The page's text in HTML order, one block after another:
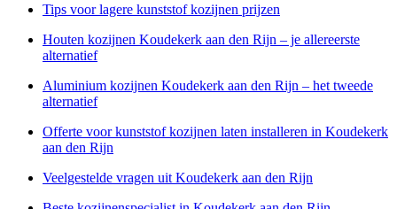
Tips voor lagere kunststof kozijnen prijzen
Houten kozijnen Koudekerk aan den Rijn – je allereerste
alternatief
Aluminium kozijnen Koudekerk aan den Rijn – het tweede
alternatief
Offerte voor kunststof kozijnen laten installeren in Koudekerk
aan den Rijn
Veelgestelde vragen uit Koudekerk aan den Rijn